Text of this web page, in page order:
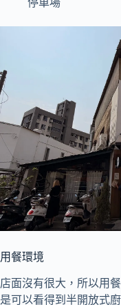
用餐環境
店面沒有很大，所以用
是可以看得到半開放式